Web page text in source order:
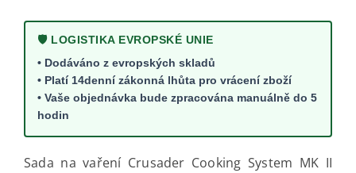
🛡️ LOGISTIKA EVROPSKÉ UNIE
• Dodáváno z evropských skladů
• Platí 14denní zákonná lhůta pro vrácení zboží
• Vaše objednávka bude zpracována manuálně do 5
hodin
Sada na vaření Crusader Cooking System MK II